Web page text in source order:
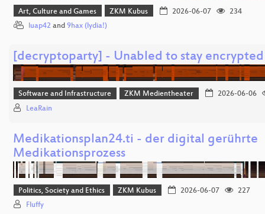
Art, Culture and Games ZKM Kubus 2026-06-07
234
luap42 and 9hax (lydia!)
[decryptoparty] - Unabled to stay encrypted
Software and Infrastructure ZKM Medientheater
2026-06-06
LeaRain
Medikationsplan24.ti - der digital gerührte
Medikationsprozess
Politics, Society and Ethics ZKM Kubus 2026-06-07
227
Fluffy